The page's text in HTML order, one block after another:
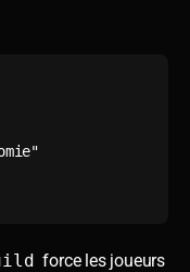
force les joueurs